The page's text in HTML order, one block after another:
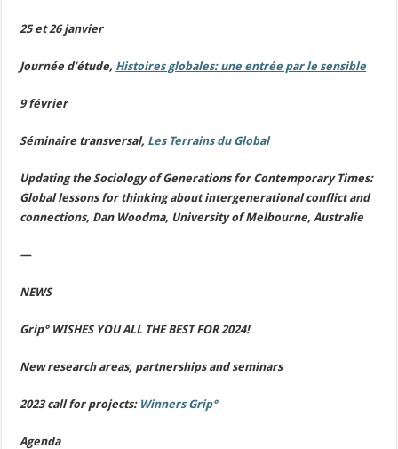
25 et 26 janvier
Journée d’étude, Histoires globales: une entrée par le sensible
9 février
Séminaire transversal, Les Terrains du Global
Updating the Sociology of Generations for Contemporary Times:
Global lessons for thinking about intergenerational conflict and
connections, Dan Woodma, University of Melbourne, Australie
—
NEWS
Grip° WISHES YOU ALL THE BEST FOR 2024!
New research areas, partnerships and seminars
2023 call for projects: Winners Grip°
Agenda